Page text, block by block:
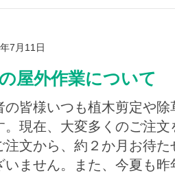
7月11日
の屋外作業について
の皆様いつも植木剪定や
。現在、大変多くのご注
注文から、約２か月お待
いません。また、今夏も